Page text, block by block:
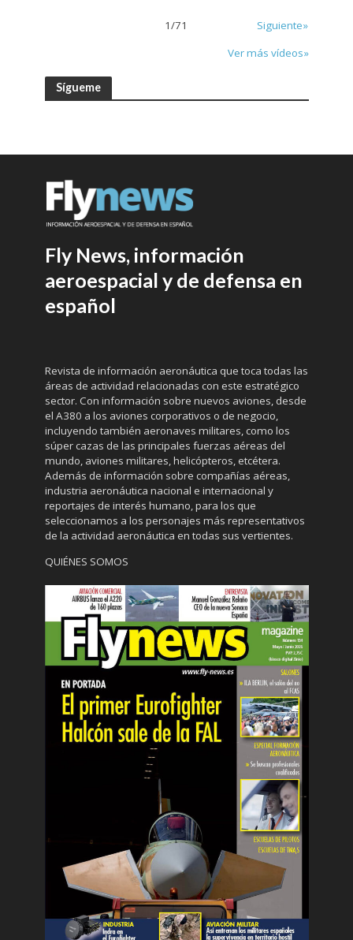
1/71
Siguiente»
Ver más vídeos»
Sígueme
Fly News, información
aeroespacial y de defensa en
español
Revista de información aeronáutica que toca todas las
áreas de actividad relacionadas con este estratégico
sector. Con información sobre nuevos aviones, desde
el A380 a los aviones corporativos o de negocio,
incluyendo también aeronaves militares, como los
súper cazas de las principales fuerzas aéreas del
mundo, aviones militares, helicópteros, etcétera.
Además de información sobre compañías aéreas,
industria aeronáutica nacional e internacional y
reportajes de interés humano, para los que
seleccionamos a los personajes más representativos
de la actividad aeronáutica en todas sus vertientes.
QUIÉNES SOMOS